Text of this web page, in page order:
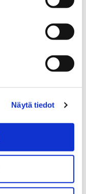
Näytä tiedot
59,5 m²